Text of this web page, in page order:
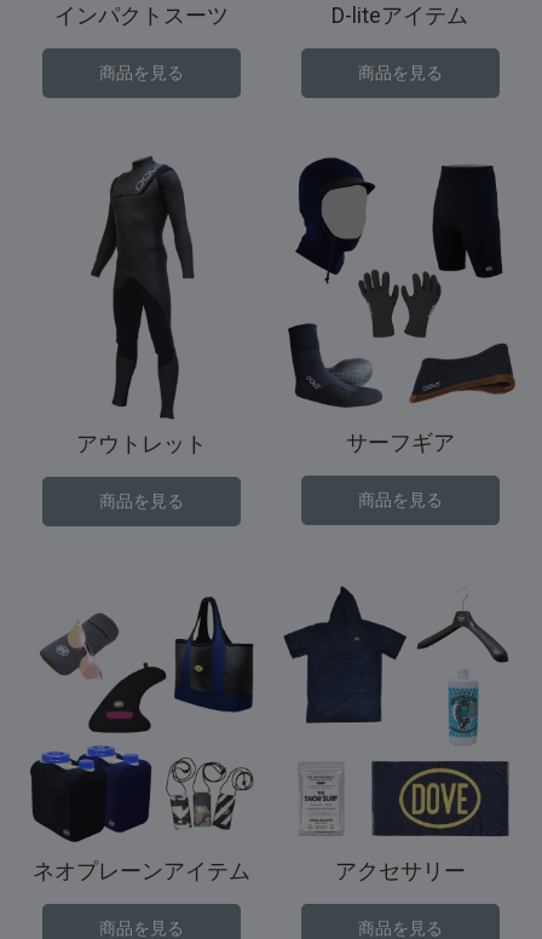
インパクトスーツ
商品を見る
D-liteアイテム
商品を見る
アウトレット
商品を見る
サーフギア
商品を見る
ネオプレーンアイテム
商品を見る
アクセサリー
商品を見る